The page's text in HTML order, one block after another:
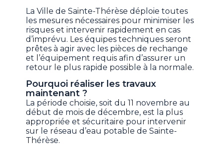
La Ville de Sainte-Thérèse déploie toutes
les mesures nécessaires pour minimiser les
risques et intervenir rapidement en cas
d’imprévu. Les équipes techniques seront
prêtes à agir avec les pièces de rechange
et l’équipement requis afin d’assurer un
retour le plus rapide possible à la normale.
Pourquoi réaliser les travaux
maintenant ?
La période choisie, soit du 11 novembre au
début de mois de décembre, est la plus
appropriée et sécuritaire pour intervenir
sur le réseau d’eau potable de Sainte-
Thérèse.